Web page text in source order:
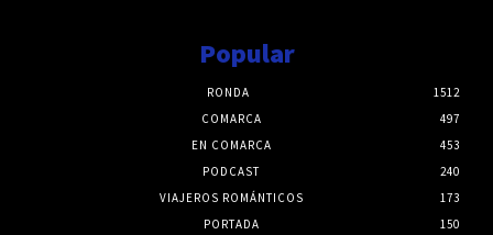
Popular
RONDA
1512
COMARCA
497
EN COMARCA
453
PODCAST
240
VIAJEROS ROMÁNTICOS
173
PORTADA
150